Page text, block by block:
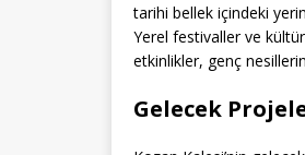
tarihi bellek içindeki
Yerel festivaller ve
etkinlikler, genç
Gelecek